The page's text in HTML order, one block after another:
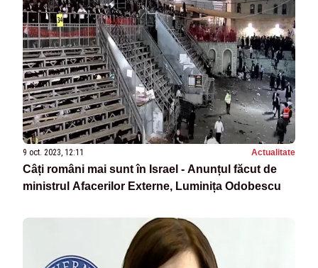
9 oct. 2023, 12:11 Actualitate
Câți români mai sunt în Israel - Anunțul făcut de
ministrul Afacerilor Externe, Luminița Odobescu